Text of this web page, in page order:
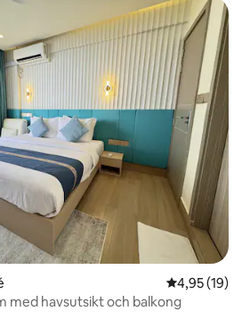
4,95 av 5 i
4,95 (19)
med havsutsikt och balkong